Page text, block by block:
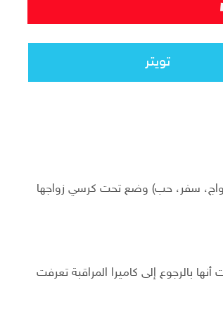
تويتر
(زواج، سفر، حب) وضع تحت كرسي زواجها
بالرجوع إلى كاميرا المراقبة تعرفت